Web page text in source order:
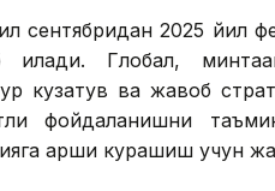
сентябридан 2025 йил
Глобал,
кузатув ва жавоб
фойдаланишни
қарши курашиш учун